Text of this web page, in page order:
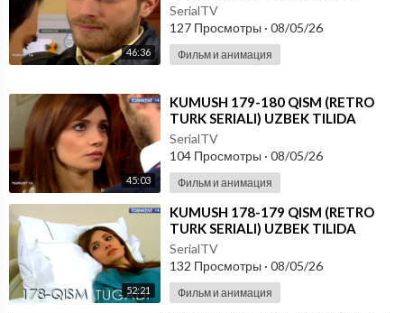
46:36
SerialTV
127 Просмотры · 08/05/26
Фильм и анимация
45:03
⁣KUMUSH 179-180 QISM (RETRO
TURK SERIALI) UZBEK TILIDA
SerialTV
104 Просмотры · 08/05/26
Фильм и анимация
52:21
⁣KUMUSH 178-179 QISM (RETRO
TURK SERIALI) UZBEK TILIDA
SerialTV
132 Просмотры · 08/05/26
Фильм и анимация